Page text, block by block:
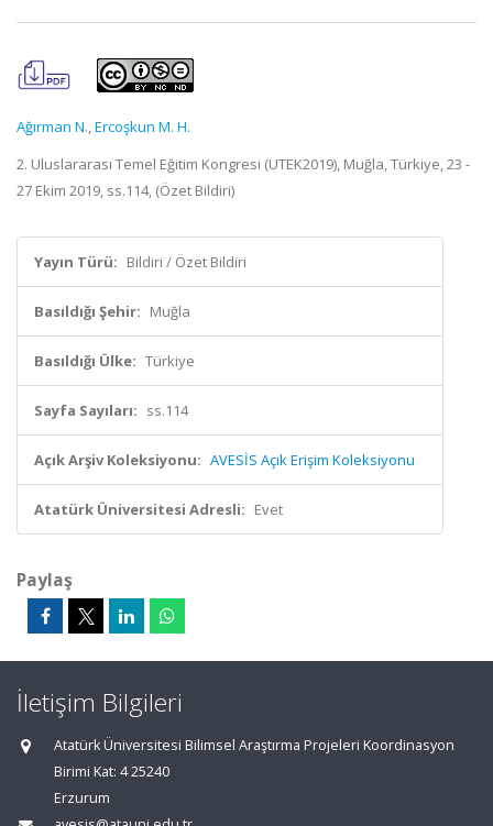
Ağırman N.,Ercoşkun M. H.
2. Uluslararası Temel Eğitim Kongresi (UTEK2019), Muğla, Türkiye, 23 -
27 Ekim 2019, ss.114, (Özet Bildiri)
Yayın Türü: Bildiri / Özet Bildiri
Basıldığı Şehir: Muğla
Basıldığı Ülke: Türkiye
Sayfa Sayıları: ss.114
Açık Arşiv Koleksiyonu: AVESİS Açık Erişim Koleksiyonu
Atatürk Üniversitesi Adresli: Evet
Paylaş
İletişim Bilgileri
Atatürk Üniversitesi Bilimsel Araştırma Projeleri Koordinasyon
Birimi Kat: 4 25240
Erzurum